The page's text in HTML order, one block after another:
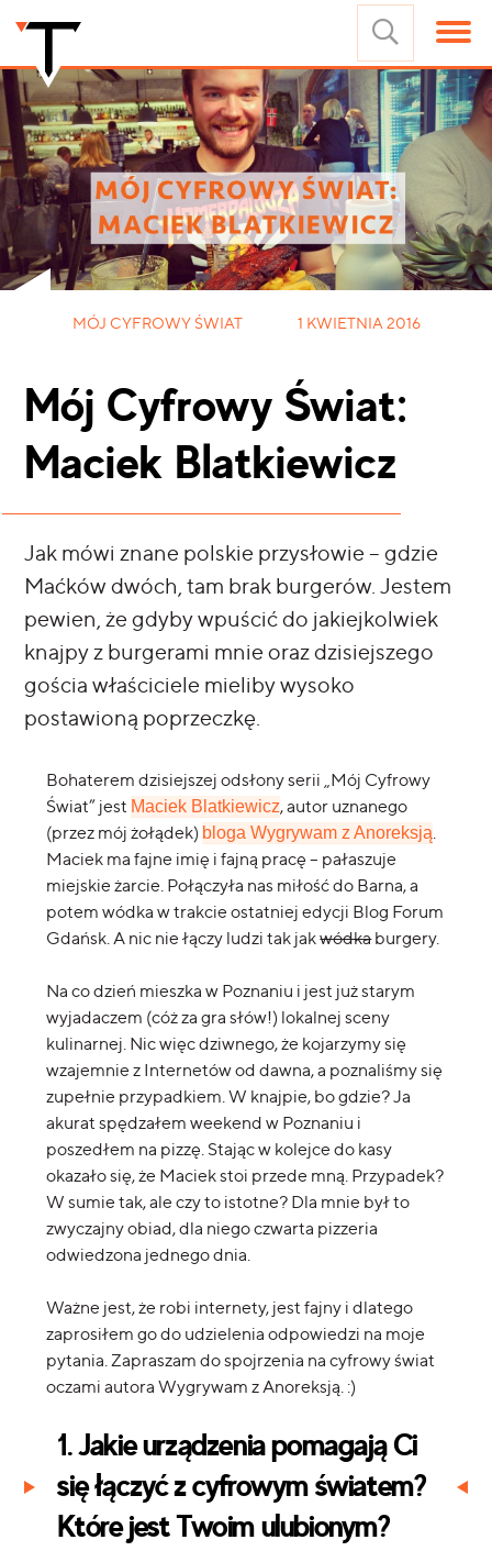
MÓJ CYFROWY ŚWIAT 1 KWIETNIA 2016
Mój Cyfrowy Świat:
Maciek Blatkiewicz
Jak mówi znane polskie przysłowie – gdzie
Maćków dwóch, tam brak burgerów. Jestem
pewien, że gdyby wpuścić do jakiejkolwiek
knajpy z burgerami mnie oraz dzisiejszego
gościa właściciele mieliby wysoko
postawioną poprzeczkę.
Bohaterem dzisiejszej odsłony serii „Mój Cyfrowy
Świat” jest Maciek Blatkiewicz, autor uznanego
(przez mój żołądek) bloga Wygrywam z Anoreksją
Maciek ma fajne imię i fajną pracę – pałaszuje
miejskie żarcie. Połączyła nas miłość do Barna, a
potem wódka w trakcie ostatniej edycji Blog Forum
Gdańsk. A nic nie łączy ludzi tak jakwódkaburgery.
Na co dzień mieszka w Poznaniu i jest już starym
wyjadaczem (cóż za gra słów!) lokalnej sceny
kulinarnej. Nic więc dziwnego, że kojarzymy się
wzajemnie z Internetów od dawna, a poznaliśmy się
zupełnie przypadkiem. W knajpie, bo gdzie? Ja
akurat spędzałem weekend w Poznaniu i
poszedłem na pizzę. Stając w kolejce do kasy
okazało się, że Maciek stoi przede mną. Przypadek?
W sumie tak, ale czy to istotne? Dla mnie był to
zwyczajny obiad, dla niego czwarta pizzeria
odwiedzona jednego dnia.
Ważne jest, że robi internety, jest fajny i dlatego
zaprosiłem go do udzielenia odpowiedzi na moje
pytania. Zapraszam do spojrzenia na cyfrowy świat
oczami autora Wygrywam z Anoreksją. :)
1. Jakie urządzenia pomagają Ci
się łączyć z cyfrowym światem?
Które jest Twoim ulubionym?